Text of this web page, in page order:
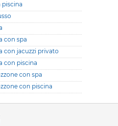
piscina
con spa
con jacuzzi privato
con piscina
con spa
con piscina